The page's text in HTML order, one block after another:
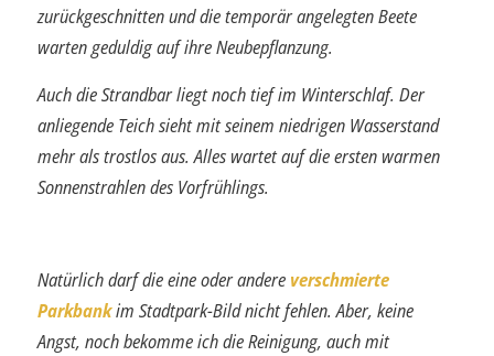
zurückgeschnitten und die temporär angelegten Beete
warten geduldig auf ihre Neubepflanzung.
Auch die Strandbar liegt noch tief im Winterschlaf. Der
anliegende Teich sieht mit seinem niedrigen Wasserstand
mehr als trostlos aus. Alles wartet auf die ersten warmen
Sonnenstrahlen des Vorfrühlings.
Natürlich darf die eine oder andere verschmierte
Parkbankim Stadtpark-Bild nicht fehlen. Aber, keine
Angst, noch bekomme ich die Reinigung, auch mit